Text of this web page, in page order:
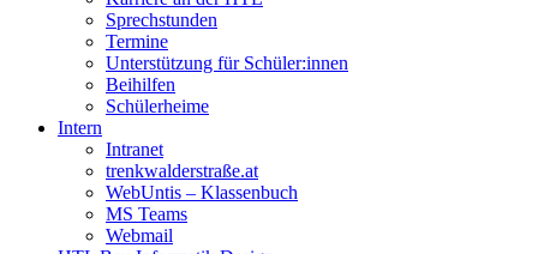
Sprechstunden
Termine
Unterstützung für Schüler:innen
Beihilfen
Schülerheime
Intern
Intranet
trenkwalderstraße.at
WebUntis – Klassenbuch
MS Teams
Webmail